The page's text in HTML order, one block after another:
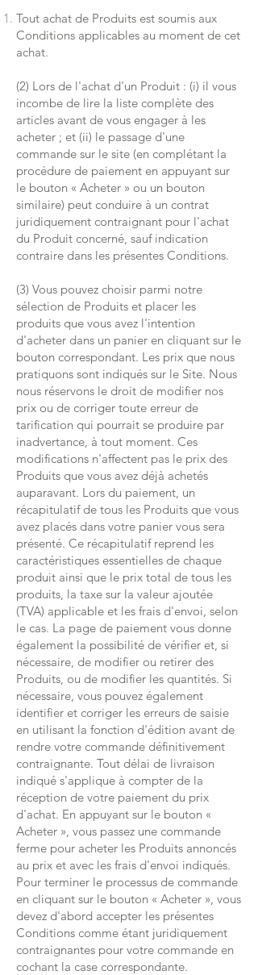
Tout achat de Produits est soumis aux
Conditions applicables au moment de cet
achat.
(2) Lors de l'achat d'un Produit : (i) il vous
incombe de lire la liste complète des
articles avant de vous engager à les
acheter ; et (ii) le passage d'une
commande sur le site (en complétant la
procédure de paiement en appuyant sur
le bouton « Acheter » ou un bouton
similaire) peut conduire à un contrat
juridiquement contraignant pour l'achat
du Produit concerné, sauf indication
contraire dans les présentes Conditions.
(3) Vous pouvez choisir parmi notre
sélection de Produits et placer les
produits que vous avez l'intention
d'acheter dans un panier en cliquant sur le
bouton correspondant. Les prix que nous
pratiquons sont indiqués sur le Site. Nous
nous réservons le droit de modifier nos
prix ou de corriger toute erreur de
tarification qui pourrait se produire par
inadvertance, à tout moment. Ces
modifications n'affectent pas le prix des
Produits que vous avez déjà achetés
auparavant. Lors du paiement, un
récapitulatif de tous les Produits que vous
avez placés dans votre panier vous sera
présenté. Ce récapitulatif reprend les
caractéristiques essentielles de chaque
produit ainsi que le prix total de tous les
produits, la taxe sur la valeur ajoutée
(TVA) applicable et les frais d'envoi, selon
le cas. La page de paiement vous donne
également la possibilité de vérifier et, si
nécessaire, de modifier ou retirer des
Produits, ou de modifier les quantités. Si
nécessaire, vous pouvez également
identifier et corriger les erreurs de saisie
en utilisant la fonction d'édition avant de
rendre votre commande définitivement
contraignante. Tout délai de livraison
indiqué s'applique à compter de la
réception de votre paiement du prix
d'achat. En appuyant sur le bouton «
Acheter », vous passez une commande
ferme pour acheter les Produits annoncés
au prix et avec les frais d'envoi indiqués.
Pour terminer le processus de commande
en cliquant sur le bouton « Acheter », vous
devez d'abord accepter les présentes
Conditions comme étant juridiquement
contraignantes pour votre commande en
cochant la case correspondante.